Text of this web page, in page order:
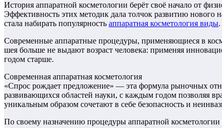
История аппаратной косметологии берёт своё начало от
Эффективность этих методик дала толчок развитию
стала набирать популярность аппаратная косметология виды.
Современные аппаратные процедуры, применяющиеся в
шея больше не выдают возраст человека: применяя
годом старше.
Современная аппаратная косметология
«Спрос рождает предложение» — эта формула рыночных
развивающихся областей науки, с каждым годом позволяя
уникальным образом сочетают в себе безопасность и
По своему назначению процедуры аппаратной